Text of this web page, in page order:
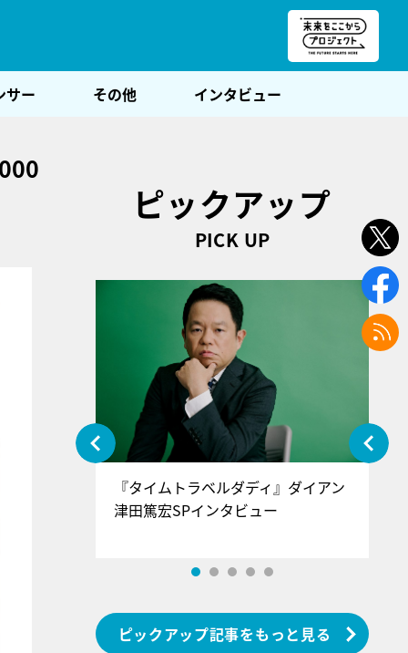
サー その他 インタビュー
ピックアップ
PICK UP
』＝LOV
インタ
『タイムトラベルダディ』ダイアン
津田篤宏SPインタビュー
ピックアップ記事をもっと見る